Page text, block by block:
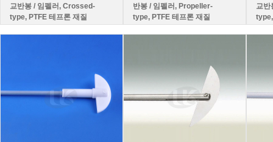
교반봉 / 임펠러, Crossed-
type, PTFE 테프론 재질
반봉 / 임펠러, Propeller-
type, PTFE 테프론 재질
교반